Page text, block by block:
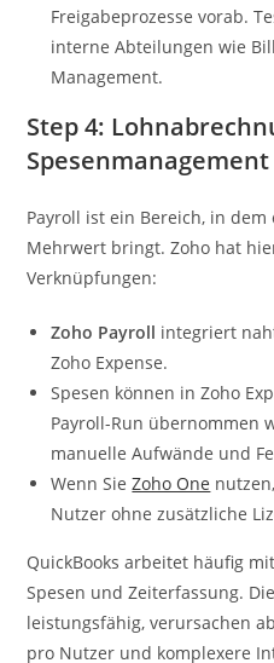
Freigabeprozesse vorab.
interne Abteilungen wie
Management.
Step 4:
Spesenmanagement
Payroll ist ein Bereich, in
Mehrwert bringt. Zoho hat
Verknüpfungen:
Zoho Payroll integriert
Zoho Expense.
Spesen können in Zoho
Payroll-Run übernommen
manuelle Aufwände und
Wenn SieZoho One
Nutzer ohne zusätzliche
QuickBooks arbeitet häufig
Spesen und Zeiterfassung.
leistungsfähig, verursachen
pro Nutzer und komplexere